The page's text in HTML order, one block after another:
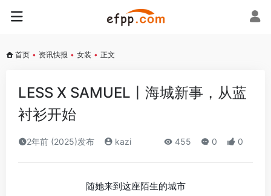
首页 • 资讯快报 • 女装 • 正文
LESS X SAMUEL丨海城新事，从蓝
衬衫开始
2年前 (2025)发布 kazi 455 0 0
随她来到这座陌生的城市